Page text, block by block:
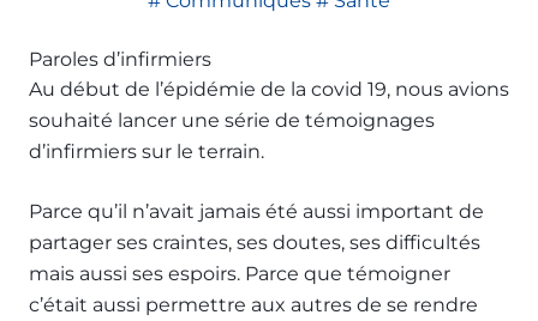
Paroles d’infirmiers
Au début de l’épidémie de la covid 19, nous avions
souhaité lancer une série de témoignages
d’infirmiers sur le terrain.
Parce qu’il n’avait jamais été aussi important de
partager ses craintes, ses doutes, ses difficultés
mais aussi ses espoirs. Parce que témoigner
c’était aussi permettre aux autres de se rendre